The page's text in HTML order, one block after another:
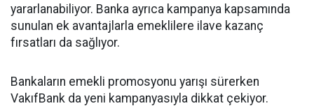
yararlanabiliyor. Banka ayrıca kampanya kapsamında
sunulan ek avantajlarla emeklilere ilave kazanç
fırsatları da sağlıyor.
Bankaların emekli promosyonu yarışı sürerken
VakıfBank da yeni kampanyasıyla dikkat çekiyor.